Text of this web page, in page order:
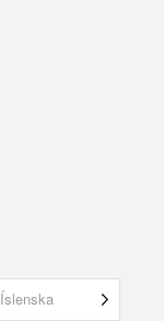
Íslenska